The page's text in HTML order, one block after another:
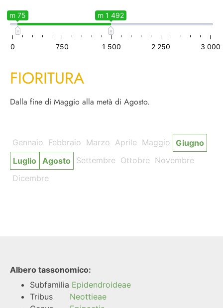
Albero tassonomico:
Subfamilia Epidendroideae
Tribus
Neottieae
m 75 m 1 492
0 750 1 500 2 250 3 000
FIORITURA
Dalla fine di Maggio alla metà di Agosto.
Gennaio Febbraio Marzo Aprile Maggio Giugno
Luglio
Agosto Settembre Ottobre Novembre
Dicembre